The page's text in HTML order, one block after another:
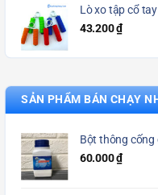
Lò xo tập cổ
43.200₫
SẢN PHẨM BÁN CHẠY
Bột thông cống
60.000₫